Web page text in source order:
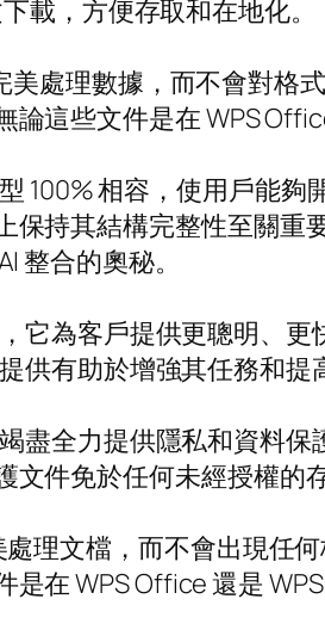
載，方便存取和在地化。
美處理數據，而不會對
這些文件是在 WPS
100% 相容，使用戶能
持其結構完整性至關重
整合的奧秘。
它為客戶提供更聰明、
有助於增強其任務和提
盡全力提供隱私和資料
件免於任何未經授權的存
理文檔，而不會出現任
在 WPS Office 還是 WPS